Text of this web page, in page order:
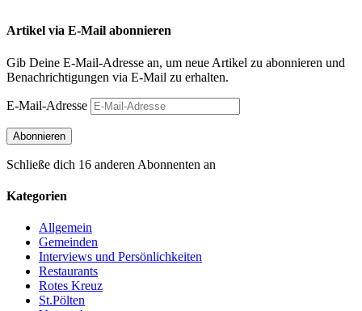
Artikel via E-Mail abonnieren
Gib Deine E-Mail-Adresse an, um neue Artikel zu abonnieren und
Benachrichtigungen via E-Mail zu erhalten.
E-Mail-Adresse
Abonnieren
Schließe dich 16 anderen Abonnenten an
Kategorien
Allgemein
Gemeinden
Interviews und Persönlichkeiten
Restaurants
Rotes Kreuz
St.Pölten